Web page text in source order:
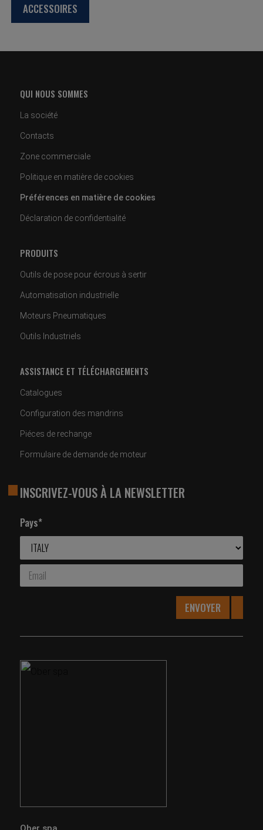
ACCESSOIRES
QUI NOUS SOMMES
La société
Contacts
Zone commerciale
Politique en matière de cookies
Préférences en matière de cookies
Déclaration de confidentialité
PRODUITS
Outils de pose pour écrous à sertir
Automatisation industrielle
Moteurs Pneumatiques
Outils Industriels
ASSISTANCE ET TÉLÉCHARGEMENTS
Catalogues
Configuration des mandrins
Piéces de rechange
Formulaire de demande de moteur
INSCRIVEZ-VOUS À LA NEWSLETTER
Pays*
ENVOYER